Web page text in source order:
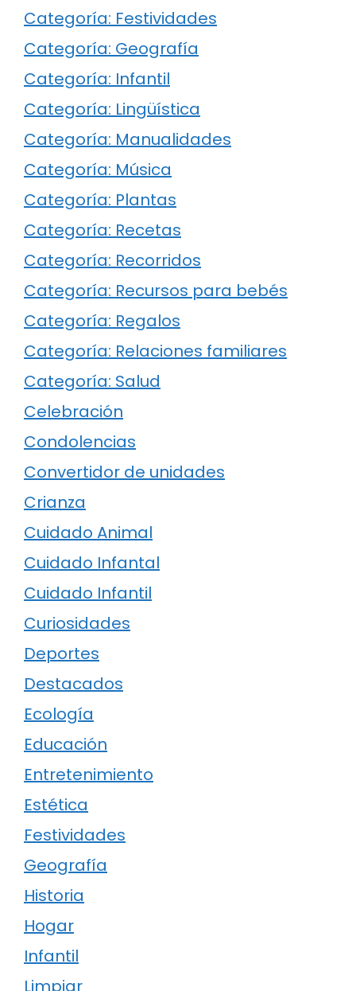
Categoría: Festividades
Categoría: Geografía
Categoría: Infantil
Categoría: Lingüística
Categoría: Manualidades
Categoría: Música
Categoría: Plantas
Categoría: Recetas
Categoría: Recorridos
Categoría: Recursos para bebés
Categoría: Regalos
Categoría: Relaciones familiares
Categoría: Salud
Celebración
Condolencias
Convertidor de unidades
Crianza
Cuidado Animal
Cuidado Infantal
Cuidado Infantil
Curiosidades
Deportes
Destacados
Ecología
Educación
Entretenimiento
Estética
Festividades
Geografía
Historia
Hogar
Infantil
Limpiar